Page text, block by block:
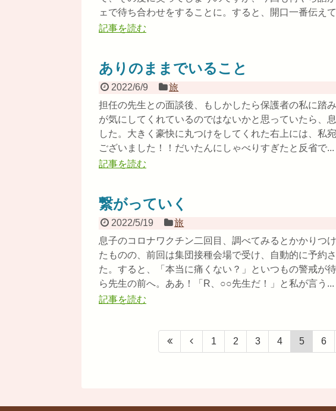
ェで待ち合わせをすることに。すると、開口一番伝え
記事を読む
ありのままでいること
2022/6/9
旅
担任の先生との面談後、もしかしたら保護者の私に踏
が気にしてくれているのではないかと思っていたら、
した。大きく豪快に丸つけをしてくれた右上には、私
ございました！！だいたんにしゃべりすぎたと反省で...
記事を読む
繋がっていく
2022/5/19
旅
息子のコロナワクチン二回目、調べてみるとかかりつ
たものの、前回は集団接種会場で受け、自動的に予約
た。すると、「本当に痛くない？」といつもの警戒が
ら先生の前へ。ああ！「R、○○先生だ！」と私が言う...
記事を読む
1 2 3 4 5 6